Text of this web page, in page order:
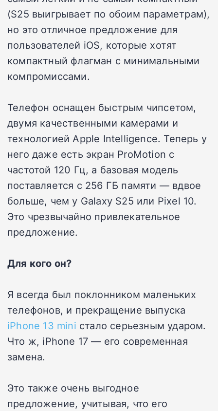
(S25 выигрывает по обоим параметрам),
но это отличное предложение для
пользователей iOS, которые хотят
компактный флагман с минимальными
компромиссами.
Телефон оснащен быстрым чипсетом,
двумя качественными камерами и
технологией Apple Intelligence. Теперь у
него даже есть экран ProMotion с
частотой 120 Гц, а базовая модель
поставляется с 256 ГБ памяти — вдвое
больше, чем у Galaxy S25 или Pixel 10.
Это чрезвычайно привлекательное
предложение.
Для кого он?
Я всегда был поклонником маленьких
телефонов, и прекращение выпуска
iPhone 13 mini стало серьезным ударом.
Что ж, iPhone 17 — его современная
замена.
Это также очень выгодное
предложение, учитывая, что его